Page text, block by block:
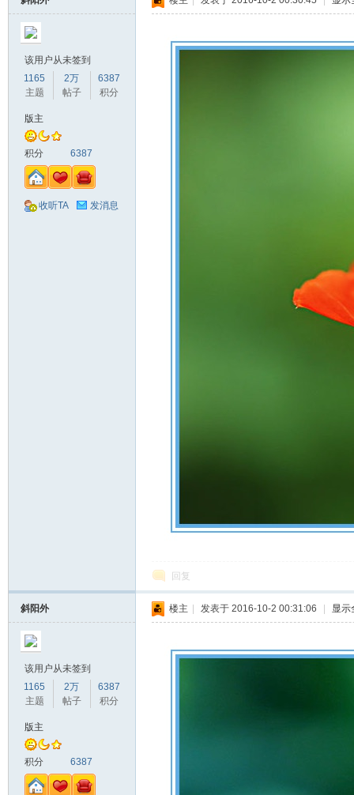
该用户从未签到
1165
主题
2万
帖子
6387
积分
版主
积分 6387
收听TA 发消息
回复
斜阳外
该用户从未签到
1165
主题
2万
帖子
6387
积分
版主
积分 6387
楼主 发表于 2016-10-2 00:31:06 显示